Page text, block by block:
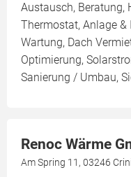
Austausch, Beratung,
Thermostat, Anlage
Wartung, Dach
Optimierung,
Sanierung / Umbau,
Renoc Wärme
Am Spring 11, 03246